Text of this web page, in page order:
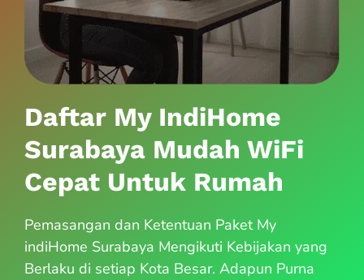
Daftar My IndiHome
Surabaya Mudah WiFi
Cepat Untuk Rumah
Pemasangan dan Ketentuan Paket My
indiHome Surabaya Mengikuti Kebijakan yang
Berlaku di setiap Kota Besar. Adapun Purna